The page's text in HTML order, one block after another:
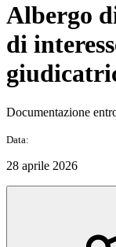
Albergo
di
Documentazione
Data:
28 aprile 2026